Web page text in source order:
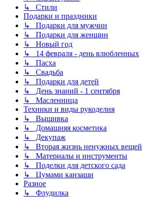
↳ Стили
Подарки и праздники
↳ Подарки для мужчин
↳ Подарки для женщин
↳ Новый год
↳ 14 февраля - день влюбленных
↳ Пасха
↳ Свадьба
↳ Подарки для детей
↳ День знаний - 1 сентября
↳ Масленница
Техники и виды рукоделия
↳ Вышивка
↳ Домашняя косметика
↳ Декупаж
↳ Вторая жизнь ненужных вещей
↳ Материалы и инструменты
↳ Поделки для детского сада
↳ Цумами канзаши
Разное
↳ Флудилка